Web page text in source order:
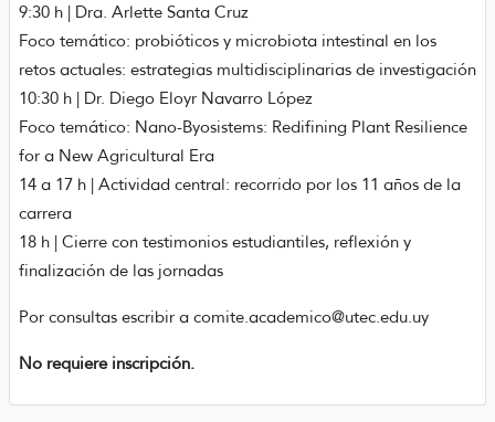
9:30 h | Dra. Arlette Santa Cruz
Foco temático: probióticos y microbiota intestinal en los
retos actuales: estrategias multidisciplinarias de investigación
10:30 h | Dr. Diego Eloyr Navarro López
Foco temático: Nano-Byosistems: Redifining Plant Resilience
for a New Agricultural Era
14 a 17 h | Actividad central: recorrido por los 11 años de la
carrera
18 h | Cierre con testimonios estudiantiles, reflexión y
finalización de las jornadas
Por consultas escribir a comite.academico@utec.edu.uy
No requiere inscripción.